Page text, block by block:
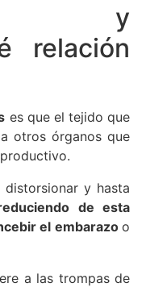
y
relación
es que el tejido que
otros órganos que
distorsionar y hasta
de esta
el embarazo o
a las trompas de